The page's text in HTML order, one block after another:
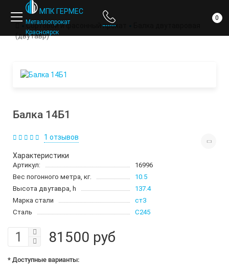
МПК ГЕРМЕС
Металлопрокат
Красноярск
0
Сортовой и фасонный прокат
(двутавр)
Балка 14Б1
1 отзывов
Характеристики
Артикул:
16996
Вес погонного метра, кг.
10.5
Высота двутавра, h
137.4
Марка стали
ст3
Сталь
С245
81500 руб
* Доступные варианты: